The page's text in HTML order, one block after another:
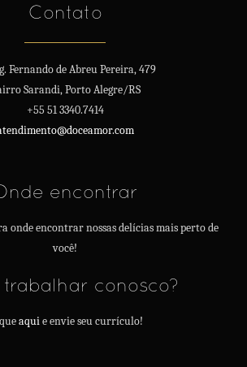
Contato
Fernando de Abreu Pereira, 479
Sarandi, Porto Alegre/RS
+55 51 3340.7414
encontrar
onde encontrar nossas delícias mais perto de
você!
conosco?
aquie envie seu currículo!